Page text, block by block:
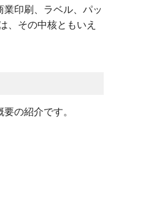
印刷、ラベル、パッ
、その中核ともいえ
の紹介です。